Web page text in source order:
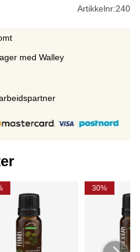
Artikkelnr:240
med Walley
r
30%